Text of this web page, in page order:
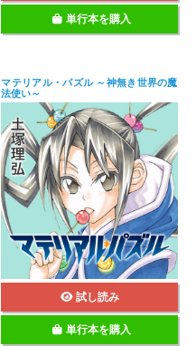
単行本を購入
マテリアル・パズル ～神無き世界の魔
法使い～
試し読み
単行本を購入